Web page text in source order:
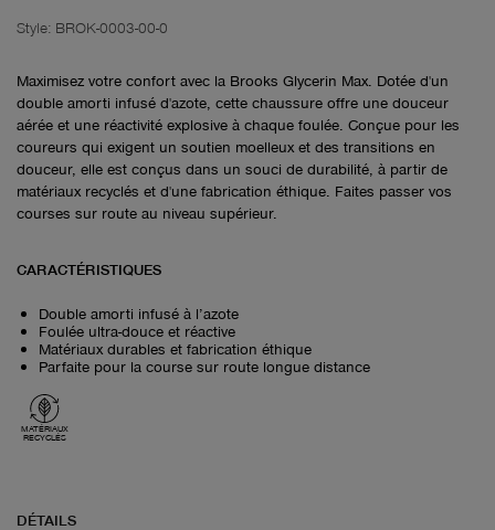
Style: BROK-0003-00-0
Maximisez votre confort avec la Brooks Glycerin Max. Dotée d'un
double amorti infusé d'azote, cette chaussure offre une douceur
aérée et une réactivité explosive à chaque foulée. Conçue pour les
coureurs qui exigent un soutien moelleux et des transitions en
douceur, elle est conçus dans un souci de durabilité, à partir de
matériaux recyclés et d'une fabrication éthique. Faites passer vos
courses sur route au niveau supérieur.
CARACTÉRISTIQUES
Double amorti infusé à l’azote
Foulée ultra-douce et réactive
Matériaux durables et fabrication éthique
Parfaite pour la course sur route longue distance
MATÉRIAUX
RECYCLÉS
DÉTAILS